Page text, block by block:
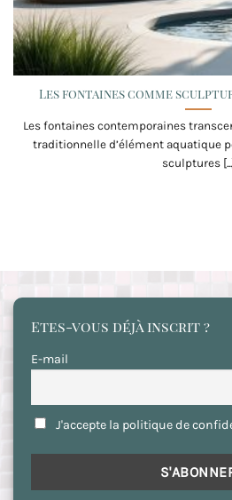
Les fontaines comme
Les fontaines contemporaines
traditionnelle d’élément aquatique
sculptures
Etes-vous déjà inscrit ?
E-mail
J'accepte la politique de